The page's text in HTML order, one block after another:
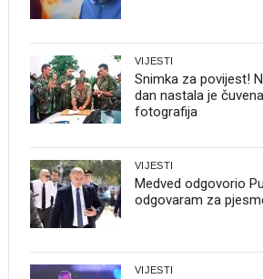
VIJESTI
Snimka za povijest!
dan nastala je
fotografija
VIJESTI
Medved odgovorio
odgovaram za
VIJESTI